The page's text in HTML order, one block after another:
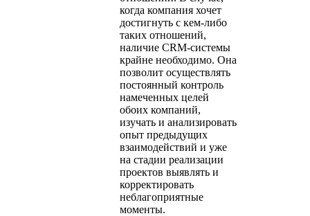
когда компания хочет
достигнуть с кем-либо
таких отношений,
наличие CRM-системы
крайне необходимо. Она
позволит осуществлять
постоянный контроль
намеченных целей
обоих компаний,
изучать и анализировать
опыт предыдущих
взаимодействий и уже
на стадии реализации
проектов выявлять и
корректировать
неблагоприятные
моменты.